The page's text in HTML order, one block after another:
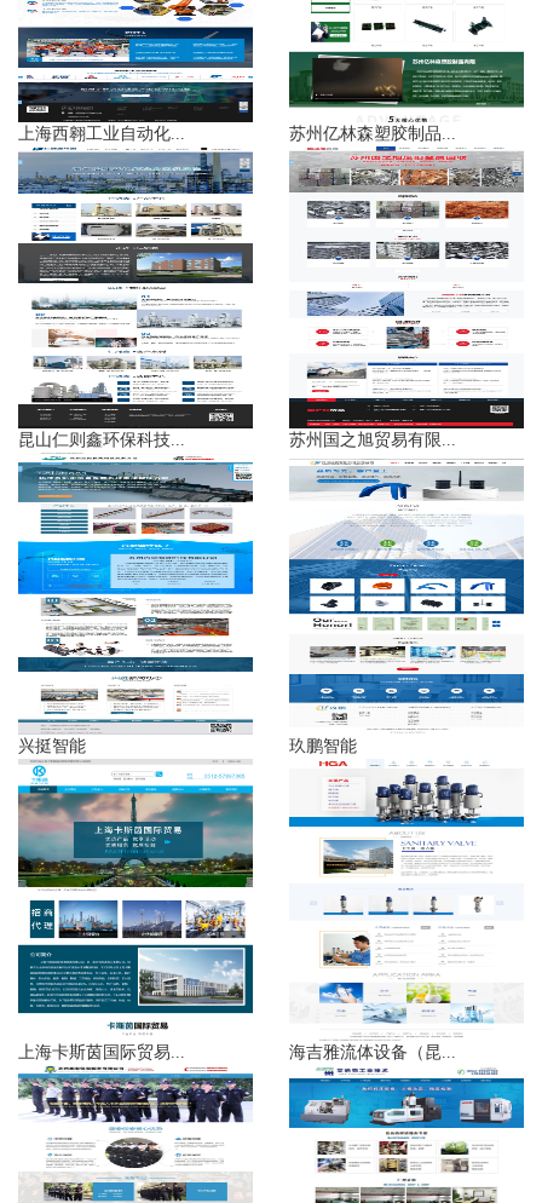
上海西翱工业自动化... 苏州亿林森塑胶制品...
昆山仁则鑫环保科技... 苏州国之旭贸易有限...
兴挺智能 玖鹏智能
上海卡斯茵国际贸易... 海吉雅流体设备（昆...